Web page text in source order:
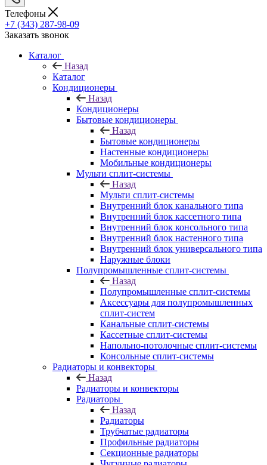
Телефоны
+7 (343) 287-98-09
Заказать звонок
Каталог
Назад
Каталог
Кондиционеры
Назад
Кондиционеры
Бытовые кондиционеры
Назад
Бытовые кондиционеры
Настенные кондиционеры
Мобильные кондиционеры
Мульти сплит-системы
Назад
Мульти сплит-системы
Внутренний блок канального типа
Внутренний блок кассетного типа
Внутренний блок консольного типа
Внутренний блок настенного типа
Внутренний блок универсального типа
Наружные блоки
Полупромышленные сплит-системы
Назад
Полупромышленные сплит-системы
Аксессуары для полупромышленных
сплит-систем
Канальные сплит-системы
Кассетные сплит-системы
Напольно-потолочные сплит-системы
Консольные сплит-системы
Радиаторы и конвекторы
Назад
Радиаторы и конвекторы
Радиаторы
Назад
Радиаторы
Трубчатые радиаторы
Профильные радиаторы
Секционные радиаторы